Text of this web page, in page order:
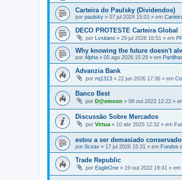
Carteira do Paulsky (Dividendos)
por paulsky » 07 jul 2024 15:01 » em
DECO PROTESTE Carteira Global
por Lvsitano » 29 jul 2026 16:51 » em
Why knowing the future doesn't
por Alpha » 05 ago 2026 15:29 » em
Advanzia Bank
por mj1313 » 22 jun 2026 17:36 » em
Banco Best
por D@emoon » 08 out 2022 12:22 »
Discussão Sobre Mercados
por Virtua » 10 abr 2025 12:32 » em
estou a ser demasiado
por 0csav » 17 jul 2026 15:31 » em Fundos
Trade Republic
por EagleOne » 19 out 2022 19:41 » em